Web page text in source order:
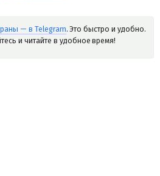
— в Telegram. Это быстро и удобно.
и читайте в удобное время!